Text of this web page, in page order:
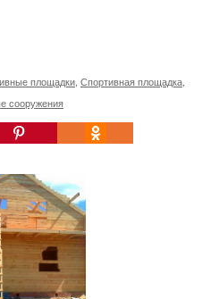
площадки Спортивная площадка
сооружения